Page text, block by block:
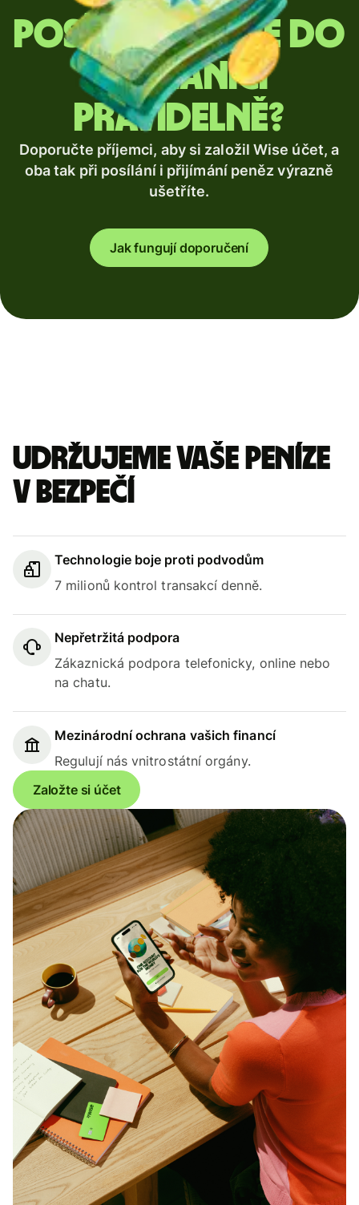
Posíláte peníze do
zahraničí
pravidelně?
Doporučte příjemci, aby si založil Wise účet, a
oba tak při posílání i přijímání peněz výrazně
ušetříte.
Jak fungují doporučení
Udržujeme vaše peníze
v bezpečí
Technologie boje proti podvodům
7 milionů kontrol transakcí denně.
Nepřetržitá podpora
Zákaznická podpora telefonicky, online nebo
na chatu.
Mezinárodní ochrana vašich financí
Regulují nás vnitrostátní orgány.
Založte si účet